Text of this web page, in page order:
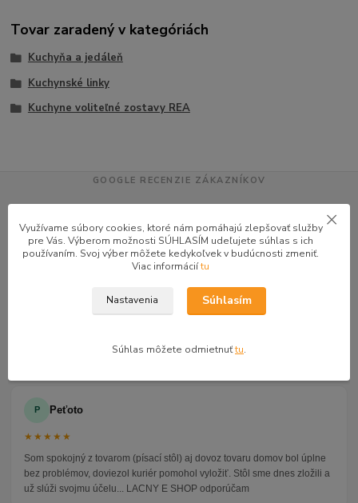
Tovar zaradený v kategóriách
Kuchyňa a jedáleň
Kuchynské linky
Kuchyne voliteľné zostavy REA
GOOGLE RECENZIE ZÁKAZNÍKOV
4.947 recenzií · Google
taktiež veľmi ochotný ďakujem
P Peťoto
★★★★★
Som spokojný z tovarom (písací stôl) aj dovoz tovaru domov bol úplne
bez problémov, doviezol kuriér pomohol vyložiť. Stôl sme dnes zložili a
už slúži svojmu účelu... LACNY E SHOP odporúčam
Využívame súbory cookies, ktoré nám pomáhajú zlepšovať služby
pre Vás. Výberom možnosti SÚHLASÍM udeľujete súhlas s ich
používaním. Svoj výber môžete kedykoľvek v budúcnosti zmeniť.
Viac informáciítu
Nastavenia Súhlasím
Súhlas môžete odmietnuťtu.